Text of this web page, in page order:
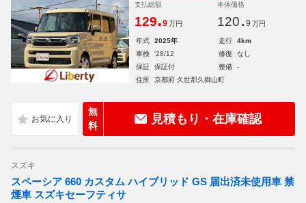
支払総額
129.9 万円
本体価格
120. 9 万円
年式 2025年 走行
4km
車検
'28/12 修復
なし
保証
保証付 整備
-
住所
京都府 久世郡久御山町
無
料
見積もり・在庫確認
スズキ
スペーシア 660 カスタム ハイブリッド GS 届出済未使用車 禁
煙車 スズキセーフティサ